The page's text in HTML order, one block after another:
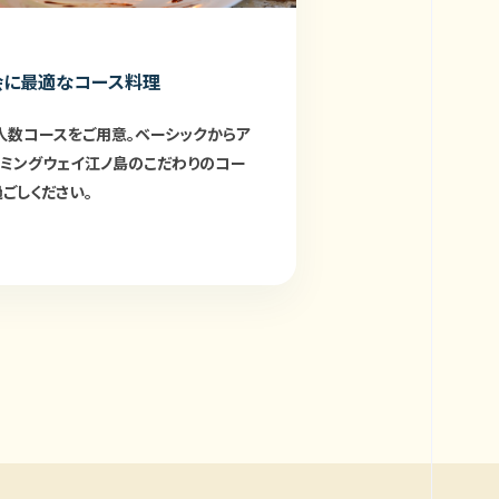
最適なコース料理
コースをご用意。ベーシックからア
ングウェイ江ノ島のこだわりのコー
しください。